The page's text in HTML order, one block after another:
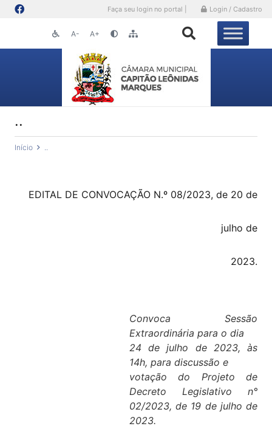
Faça seu login no portal | Login / Cadastro
A- A+
..
Início ..
EDITAL DE CONVOCAÇÃO N.º 08/2023, de 20 de
julho de
2023.
Convoca Sessão
Extraordinária para o dia
24 de julho de 2023, às
14h, para discussão e
votação do Projeto de
Decreto Legislativo n°
02/2023, de 19 de julho de
2023.